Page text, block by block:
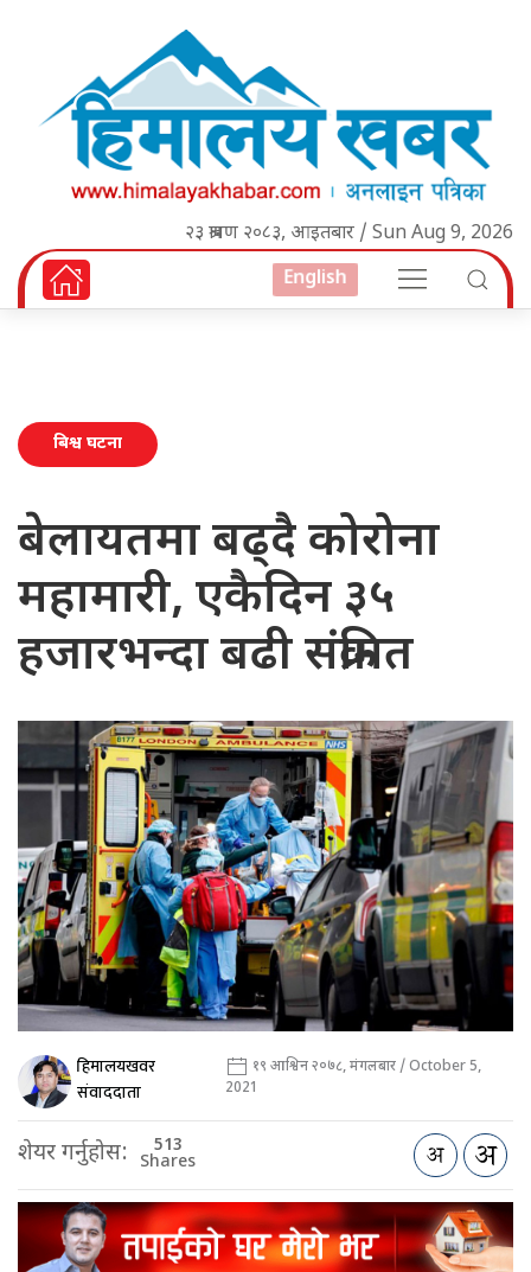
२३ श्रावण २०८३, आइतबार / Sun Aug 9, 2026
English
बिश्व घटना
बेलायतमा बढ्दै कोरोना
महामारी, एकैदिन ३५
हजारभन्दा बढी संक्रमित
हिमालयखवर
संवाददाता
१९ आश्विन २०७८, मंगलबार / October 5,
2021
शेयर गर्नुहोस: 513
Shares